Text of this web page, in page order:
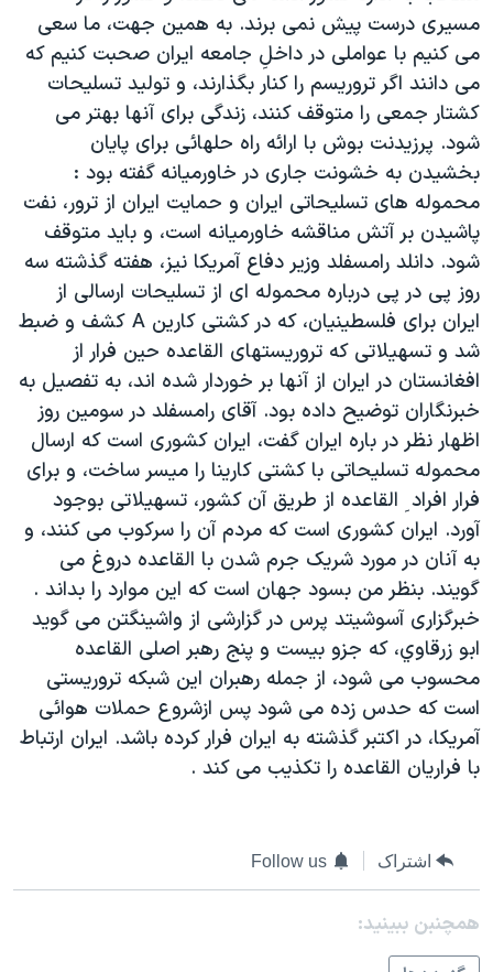
نرگس محمدی برنده جایزه نوبل صلح
همایش محافظه‌کاران آمریکا «سی‌پک»
صفحه‌های ویژه
سفر پرزیدنت ترامپ به چین
مسيری درست پيش نمی برند. به همين جهت، ما سعی
می کنيم با عواملی در داخلِ جامعه ايران صحبت کنيم که
می دانند اگر تروريسم را کنار بگذارند، و توليد تسليحات
کشتار جمعی را متوقف کنند، زندگی برای آنها بهتر می
شود. پرزيدنت بوش با ارائه راه حلهائی برای پايان
بخشيدن به خشونت جاری در خاورميانه گفته بود :
محموله های تسليحاتی ايران و حمايت ايران از ترور، نفت
پاشيدن بر آتش مناقشه خاورميانه است، و بايد متوقف
شود. دانلد رامسفلد وزير دفاع آمريکا نيز، هفته گذشته سه
روز پی در پی درباره محموله ای از تسليحات ارسالی از
ايران برای فلسطينيان، که در کشتی کارين A کشف و ضبط
شد و تسهيلاتی که تروريستهای القاعده حين فرار از
افغانستان در ايران از آنها بر خوردار شده اند، به تفصيل به
خبرنگاران توضيح داده بود. آقای رامسفلد در سومين روز
اظهار نظر در باره ايران گفت، ايران کشوری است که ارسال
محموله تسليحاتی با کشتی كارينا را ميسر ساخت، و برای
فرار افراد ِ القاعده از طريق آن کشور، تسهيلاتی بوجود
آورد. ايران کشوری است که مردم آن را سرکوب می کنند، و
به آنان در مورد شريک جرم شدن با القاعده دروغ می
گويند. بنظر من بسود جهان است که اين موارد را بداند .
خبرگزاری آسوشيتد پرس در گزارشی از واشينگتن می گويد
ابو زرقاوي، که جزو بيست و پنج رهبر اصلی القاعده
محسوب می شود، از جمله رهبران اين شبکه تروريستی
است که حدس زده می شود پس ازشروع حملات هوائی
آمريکا، در اکتبر گذشته به ايران فرار کرده باشد. ايران ارتباط
با فراريان القاعده را تکذيب می کند .
اشتراک Follow us
همچنبن ببینید: